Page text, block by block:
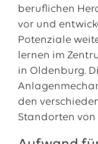
beruflichen
vor und
Potenziale
lernen im
in Oldenburg.
den
Standorten von